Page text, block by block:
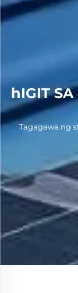
hIGIT
Tagagawa ng